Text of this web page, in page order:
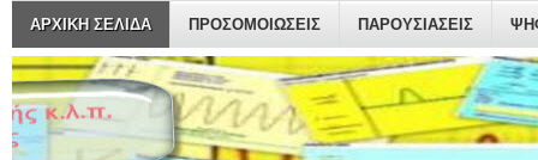
ΑΡΧΙΚΗ ΣΕΛΙΔΑ ΠΡΟΣΟΜΟΙΏΣΕΙΣ ΠΑΡΟΥΣΙΆΣΕΙΣ